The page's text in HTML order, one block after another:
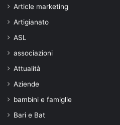
Article marketing
Artigianato
ASL
associazioni
Attualità
Aziende
bambini e famiglie
Bari e Bat